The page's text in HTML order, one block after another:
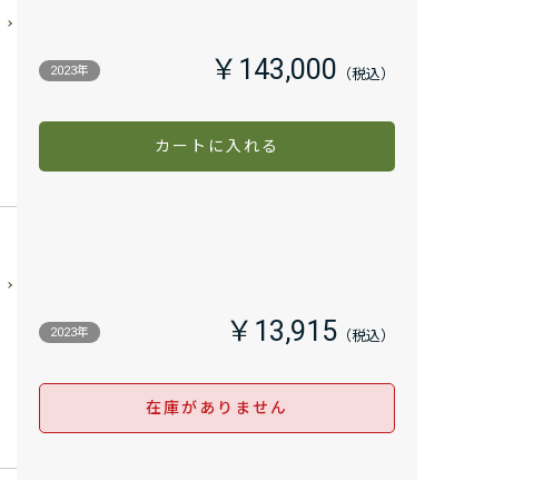
2023年 ￥143,000
カートに入れる
2023年 ￥13,915
在庫がありません